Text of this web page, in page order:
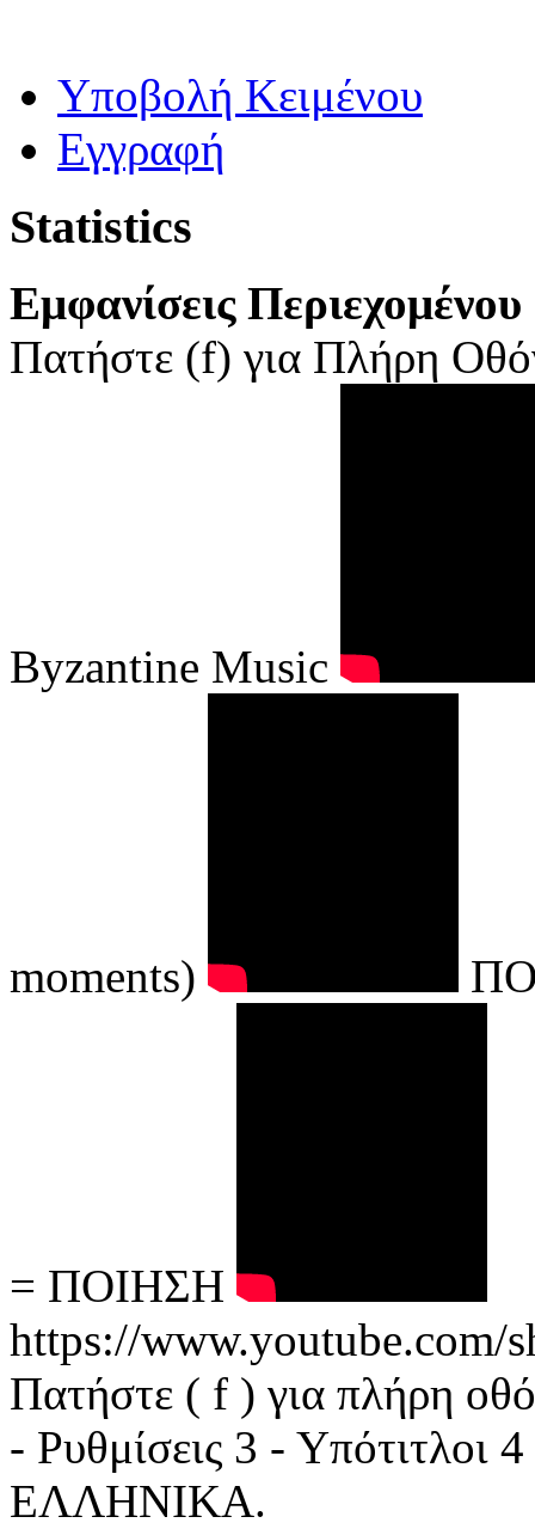
Yποβολή Κειμένου
Εγγραφή
Statistics
Εμφανίσεις Περιεχομένου
Πατήστε (f) για Πλήρη
Byzantine Music
moments)
= ΠΟΙΗΣΗ
https://www.youtube.com/
Πατήστε ( f ) για πλήρη
- Ρυθμίσεις 3 - Υπότιτλοι
ΕΛΛΗΝΙΚΑ.